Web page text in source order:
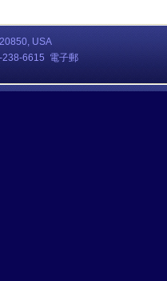
USA
6615 電子郵